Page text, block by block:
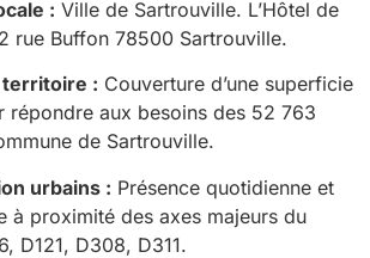
: Ville de Sartrouville. L’Hôtel de
rue Buffon 78500 Sartrouville.
territoire : Couverture d’une superficie
répondre aux besoins des 52 763
de Sartrouville.
urbains : Présence quotidienne et
à proximité des axes majeurs du
D121, D308, D311.